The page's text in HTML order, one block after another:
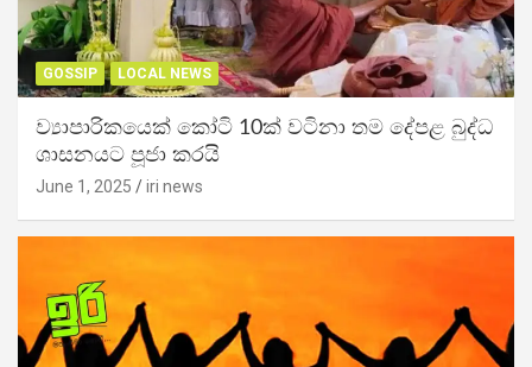
GOSSIP LOCAL NEWS
ව්‍යාපාරිකයෙක් කෝටි 10ක් වටිනා තම දේපළ බුද්ධ
ශාසනයට පූජා කරයි
June 1, 2025 iri news